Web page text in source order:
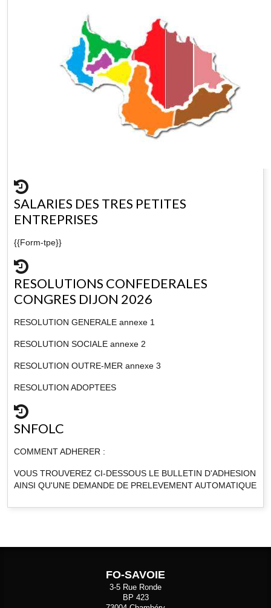
SALARIES DES TRES PETITES
ENTREPRISES
{{Form-tpe}}
RESOLUTIONS CONFEDERALES
CONGRES DIJON 2026
RESOLUTION GENERALE annexe 1
RESOLUTION SOCIALE annexe 2
RESOLUTION OUTRE-MER annexe 3
RESOLUTION ADOPTEES
SNFOLC
COMMENT ADHERER :
VOUS TROUVEREZ CI-DESSOUS LE BULLETIN D'ADHESION
AINSI QU'UNE DEMANDE DE PRELEVEMENT AUTOMATIQUE
FO-SAVOIE
3-5 Rue Ronde
BP 423